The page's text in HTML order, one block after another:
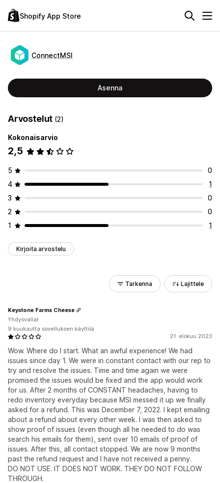
Shopify App Store
ConnectMSI
Asenna
Arvostelut (2)
Kokonaisarvio
2,5
5
0
4
1
3
0
2
0
1
1
Kirjoita arvostelu
Tarkenna Lajittele
21. elokuu 2023
Wow. Where do I start. What an awful experience! We had
issues since day 1. We were in constant contact with our rep to
try and resolve the issues. Time and time again we were
promised the issues would be fixed and the app would work
for us. After 2 months of CONSTANT headaches, having to
redo inventory everyday because MSI messed it up we finally
asked for a refund. This was December 7, 2022. I kept emailing
about a refund about every other week. I was then asked to
show proof of issues (even though all he needed to do was
search his emails for them), sent over 10 emails of proof of
issues. After this, all contact stopped. We are now 9 months
past the refund request and I have not received a penny.
DO NOT USE. IT DOES NOT WORK. THEY DO NOT FOLLOW
THROUGH.
Keystone Farms Cheese
Yhdysvallat
9 kuukautta sovelluksen käyttöä